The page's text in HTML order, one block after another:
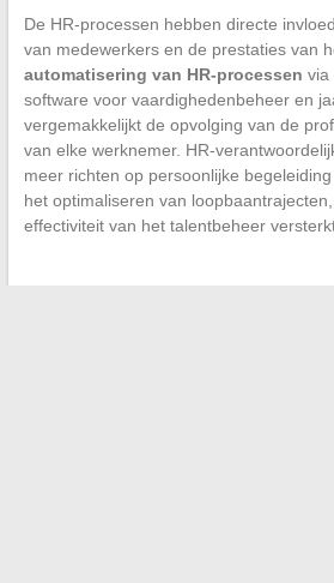
De HR-processen hebben directe
van medewerkers en de prestaties van
automatisering van HR-processen via
software voor vaardighedenbeheer en
vergemakkelijkt de opvolging van de
van elke werknemer. HR-
meer richten op persoonlijke
het optimaliseren van
effectiviteit van het talentbeheer